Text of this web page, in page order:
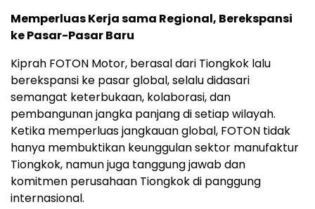
Memperluas Kerja sama Regional, Berekspansi
ke Pasar-Pasar Baru
Kiprah FOTON Motor, berasal dari Tiongkok lalu
berekspansi ke pasar global, selalu didasari
semangat keterbukaan, kolaborasi, dan
pembangunan jangka panjang di setiap wilayah.
Ketika memperluas jangkauan global, FOTON tidak
hanya membuktikan keunggulan sektor manufaktur
Tiongkok, namun juga tanggung jawab dan
komitmen perusahaan Tiongkok di panggung
internasional.